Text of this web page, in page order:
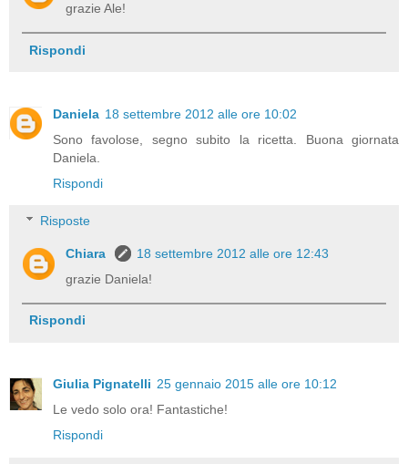
grazie Ale!
Rispondi
Daniela 18 settembre 2012 alle ore 10:02
Sono favolose, segno subito la ricetta. Buona giornata
Daniela.
Rispondi
Risposte
Chiara
18 settembre 2012 alle ore 12:43
grazie Daniela!
Rispondi
Giulia Pignatelli 25 gennaio 2015 alle ore 10:12
Le vedo solo ora! Fantastiche!
Rispondi